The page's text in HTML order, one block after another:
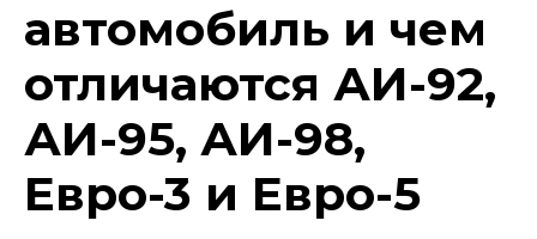
автомобиль и чем
отличаются АИ-92,
АИ-95, АИ-98,
Евро-3 и Евро-5